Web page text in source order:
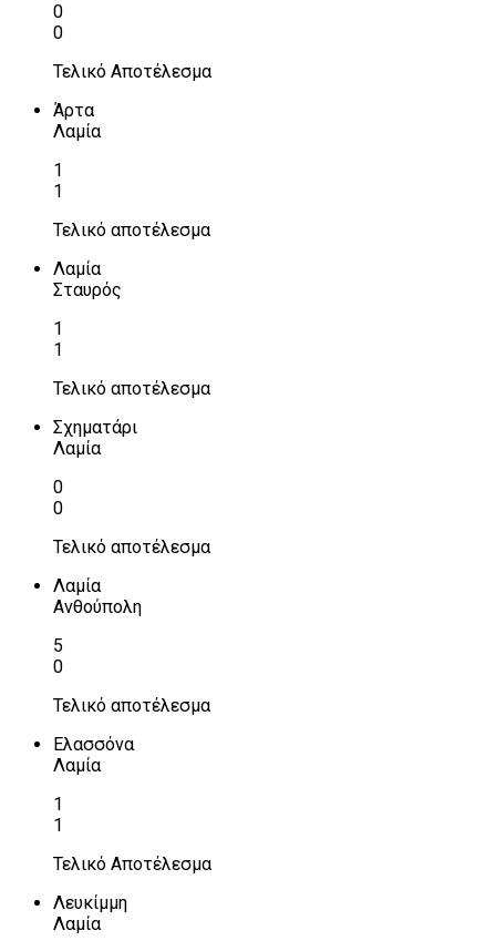
0
0
Τελικό Αποτέλεσμα
Άρτα
Λαμία
1
1
Τελικό αποτέλεσμα
Λαμία
Σταυρός
1
1
Τελικό αποτέλεσμα
Σχηματάρι
Λαμία
0
0
Τελικό αποτέλεσμα
Λαμία
Ανθούπολη
5
0
Τελικό αποτέλεσμα
Ελασσόνα
Λαμία
1
1
Τελικό Αποτέλεσμα
Λευκίμμη
Λαμία